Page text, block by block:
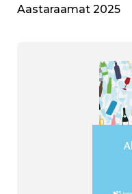
Aastaraamat 2025